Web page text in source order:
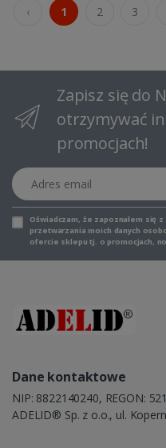
‹ 1 2 3
Zapisz się do
otrzymywać
promocjach!
Adres email
Oświadczam, że zapoznałem się z
przetwarzania moich danych
ofercie sklepu tj. o promocjach,
Dane kontaktowe
NIP: 8822140240, REGON:
ADELID® Sp. z o.o., ul.